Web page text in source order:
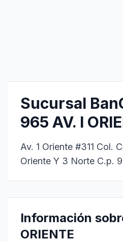
Sucursal
965 AV. I
Av. 1 Oriente #311 Col.
Oriente Y 3 Norte C.p.
Información
ORIENTE